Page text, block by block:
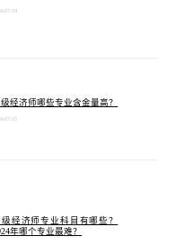
07-19
级经济师哪些专业含金量高？
07-15
级经济师专业科目有哪些？
年哪个专业最难？